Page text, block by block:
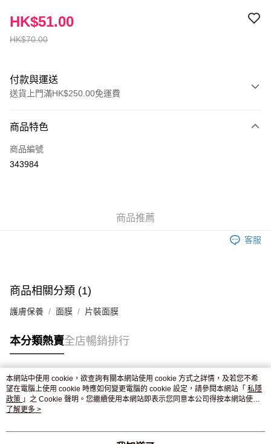
HK$70.00
HK$51.00
付款與運送
送貨上門滿HK$250.00免運費
信用卡
Apple Pay
付款後門市自取，訂單確認後2-4個工作天到店，7天內取。逾期後
商品特色
商品編號
343984
商品推薦
客服
商品相關分類 (1)
護膚保養 面膜 片裝面膜
本分類熱賣全店暢銷排行
熱門標籤
熱銷排行
本網站中使用 cookie，欲查詢有關本網站使用 cookie 方式之詳情，及若您不希
望在電腦上使用 cookie 時應如何變更電腦的 cookie 設定，請參閱本網站「 私隱
政策 」之 Cookie 聲明。您繼續使用本網站即表示您同意本公司得按本網站使用
條款之 Cookie 聲明使用 cookie。
了解更多 >